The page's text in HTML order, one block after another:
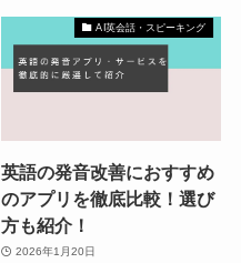
AI英会話・スピーキング
英語の発音改善におすすめ
のアプリを徹底比較！選び
方も紹介！
2026年1月20日